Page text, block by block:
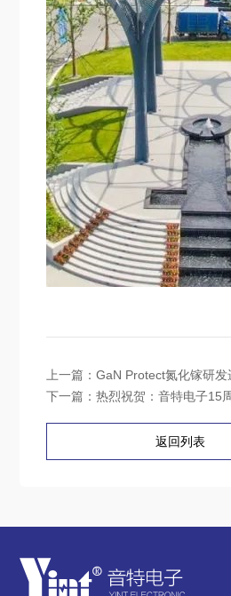
上一篇：GaN Protect氮化镓研发
下一篇：热烈祝贺：音特电子15
返回列表